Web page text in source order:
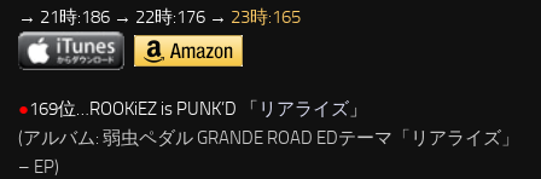
→ 21時:186 → 22時:176 → 23時:165
●169位…ROOKiEZ is PUNK’D 「 リアライズ 」
(アルバム: 弱虫ペダル GRANDE ROAD EDテーマ「リアライズ」
– EP)